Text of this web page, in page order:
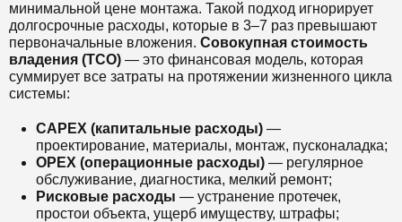
минимальной цене монтажа. Такой подход игнорирует
долгосрочные расходы, которые в 3–7 раз превышают
первоначальные вложения. Совокупная стоимость
владения (TCO) — это финансовая модель, которая
суммирует все затраты на протяжении жизненного цикла
системы:
CAPEX (капитальные расходы) —
проектирование, материалы, монтаж, пусконаладка;
OPEX (операционные расходы) — регулярное
обслуживание, диагностика, мелкий ремонт;
Рисковые расходы — устранение протечек,
простои объекта, ущерб имуществу, штрафы;